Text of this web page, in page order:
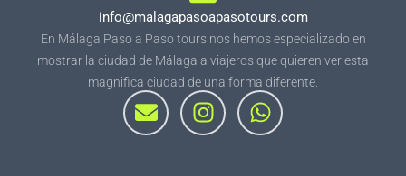
info@malagapasoapasotours.com
En Málaga Paso a Paso tours nos hemos especializado en
mostrar la ciudad de Málaga a viajeros que quieren ver esta
magnifica ciudad de una forma diferente.
E
n
I
n
W
h